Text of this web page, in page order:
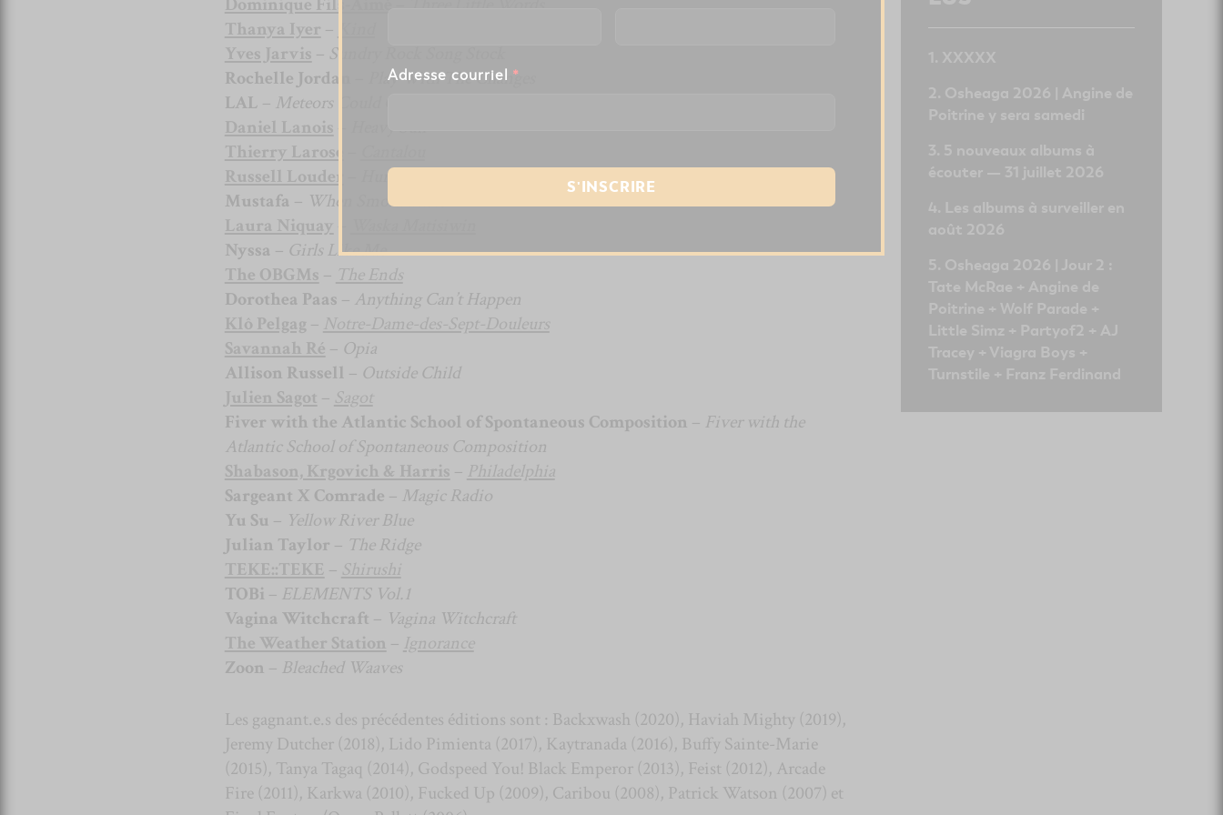
Thanya Iyer –
Yves Jarvis – Sundry Rock Song Stock
Rochelle Jordan
Play With The Changes
LAL – Meteors Could Come Down
Daniel Lanois
Thierry Larose
Russell Louder
Humor
Mustafa – When Smoke Rises
Laura Niquay
Nyssa – Girls Like Me
The OBGMs – The Ends
Dorothea Paas – Anything Can’t Happen
Klô Pelgag – Notre-Dame-des-Sept-Douleurs
Savannah Ré – Opia
Allison Russell – Outside Child
Julien Sagot – Sagot
Fiver with the Atlantic School of Spontaneous Composition – Fiver with the
Atlantic School of Spontaneous Composition
Shabason, Krgovich & Harris – Philadelphia
Sargeant X Comrade – Magic Radio
Yu Su – Yellow River Blue
Julian Taylor – The Ridge
TEKE::TEKE – Shirushi
TOBi – ELEMENTS Vol.1
Vagina Witchcraft – Vagina Witchcraft
The Weather Station – Ignorance
Zoon – Bleached Waaves
Les gagnant.e.s des précédentes éditions sont : Backxwash (2020), Haviah Mighty (2019),
Jeremy Dutcher (2018), Lido Pimienta (2017), Kaytranada (2016), Buffy Sainte-Marie
(2015), Tanya Tagaq (2014), Godspeed You! Black Emperor (2013), Feist (2012), Arcade
Fire (2011), Karkwa (2010), Fucked Up (2009), Caribou (2008), Patrick Watson (2007) et
Adresse courriel *